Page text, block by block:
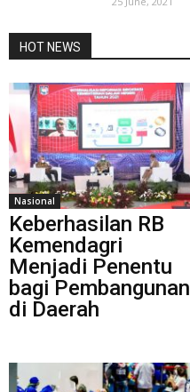
HOT NEWS
Nasional
Keberhasilan RB
Kemendagri
Menjadi Penentu
bagi Pembangunan
di Daerah